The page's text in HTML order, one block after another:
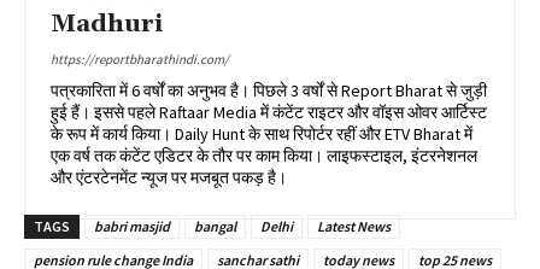
Madhuri
https://reportbharathindi.com/
पत्रकारिता में 6 वर्षों का अनुभव है। पिछले 3 वर्षों से Report Bharat से जुड़ी
हुई हैं। इससे पहले Raftaar Media में कंटेंट राइटर और वॉइस ओवर आर्टिस्ट
के रूप में कार्य किया। Daily Hunt के साथ रिपोर्टर रहीं और ETV Bharat में
एक वर्ष तक कंटेंट एडिटर के तौर पर काम किया। लाइफस्टाइल, इंटरनेशनल
और एंटरटेनमेंट न्यूज पर मजबूत पकड़ है।
TAGS babri masjid bangal Delhi
Latest News
pension rule change India
sanchar sathi today news top 25 news